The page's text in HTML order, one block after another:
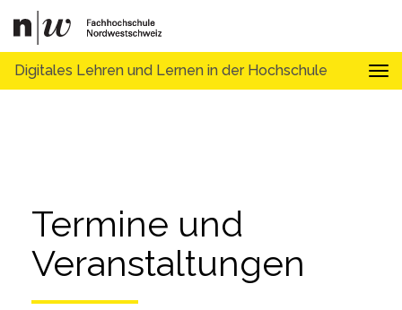
Digitales Lehren und Lernen in der Hochschule
Termine und
Veranstaltungen